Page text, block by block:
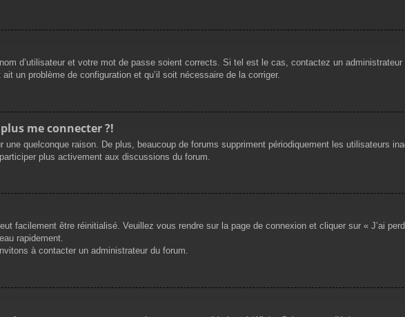
d’utilisateur et votre mot de passe soient corrects. Si tel est le cas, contactez un
un problème de configuration et qu’il soit nécessaire de la corriger.
me connecter ?!
une quelconque raison. De plus, beaucoup de forums suppriment périodiquement les utilisateurs
plus activement aux discussions du forum.
facilement être réinitialisé. Veuillez vous rendre sur la page de connexion et cliquer sur « J’ai
rapidement.
à contacter un administrateur du forum.